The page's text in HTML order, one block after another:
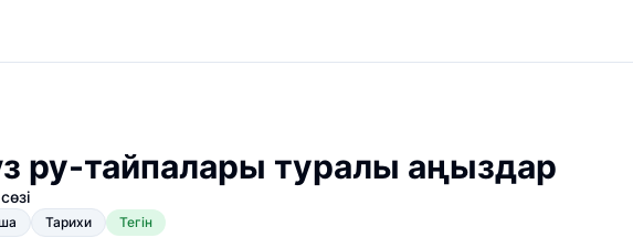
ру-тайпалары туралы аңыздар
Тарихи Тегін